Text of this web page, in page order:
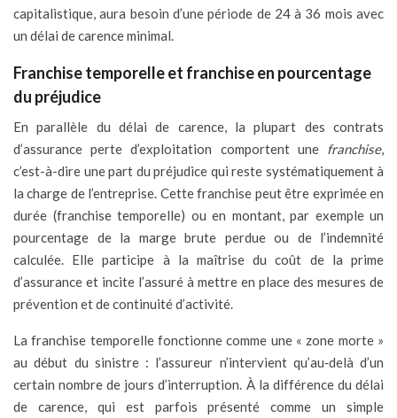
capitalistique, aura besoin d’une période de 24 à 36 mois avec
un délai de carence minimal.
Franchise temporelle et franchise en pourcentage
du préjudice
En parallèle du délai de carence, la plupart des contrats
d’assurance perte d’exploitation comportent une franchise,
c’est-à-dire une part du préjudice qui reste systématiquement à
la charge de l’entreprise. Cette franchise peut être exprimée en
durée (franchise temporelle) ou en montant, par exemple un
pourcentage de la marge brute perdue ou de l’indemnité
calculée. Elle participe à la maîtrise du coût de la prime
d’assurance et incite l’assuré à mettre en place des mesures de
prévention et de continuité d’activité.
La franchise temporelle fonctionne comme une « zone morte »
au début du sinistre : l’assureur n’intervient qu’au‑delà d’un
certain nombre de jours d’interruption. À la différence du délai
de carence, qui est parfois présenté comme un simple